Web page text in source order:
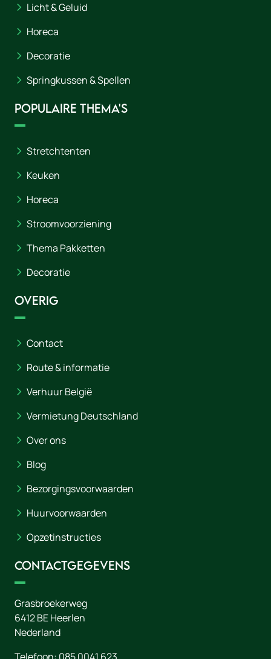
Licht & Geluid
Horeca
Decoratie
Springkussen & Spellen
Populaire thema's
Stretchtenten
Keuken
Horeca
Stroomvoorziening
Thema Pakketten
Decoratie
Overig
Contact
Route & informatie
Verhuur België
Vermietung Deutschland
Over ons
Blog
Bezorgingsvoorwaarden
Huurvoorwaarden
Opzetinstructies
Contactgegevens
Grasbroekerweg
6412 BEHeerlen
Nederland